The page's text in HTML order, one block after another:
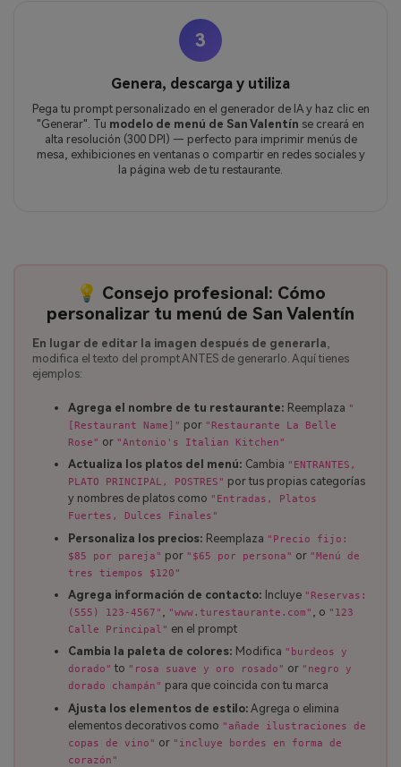
3
Genera, descarga y utiliza
Pega tu prompt personalizado en el generador de IA y haz clic en
"Generar". Tu modelo de menú de San Valentín se creará en
alta resolución (300 DPI) — perfecto para imprimir menús de
mesa, exhibiciones en ventanas o compartir en redes sociales y
la página web de tu restaurante.
💡 Consejo profesional: Cómo
personalizar tu menú de San Valentín
En lugar de editar la imagen después de generarla
modifica el texto del prompt ANTES de generarlo. Aquí tienes
ejemplos:
Agrega el nombre de tu restaurante: Reemplaza "
[Restaurant Name]" por "Restaurante La Belle
Rose" or "Antonio's Italian Kitchen"
Actualiza los platos del menú: Cambia "ENTRANTES,
PLATO PRINCIPAL, POSTRES" por tus propias categorías
y nombres de platos como "Entradas, Platos
Fuertes, Dulces Finales"
Personaliza los precios: Reemplaza "Precio fijo:
$85 por pareja" por "$65 por persona" or "Menú de
tres tiempos $120"
Agrega información de contacto: Incluye "Reservas:
(555) 123-4567" , "www.turestaurante.com" , o "123
Calle Principal" en el prompt
Cambia la paleta de colores: Modifica "burdeos y
dorado" to "rosa suave y oro rosado" or "negro y
dorado champán" para que coincida con tu marca
Ajusta los elementos de estilo: Agrega o elimina
elementos decorativos como "añade ilustraciones de
copas de vino" or "incluye bordes en forma de
corazón"